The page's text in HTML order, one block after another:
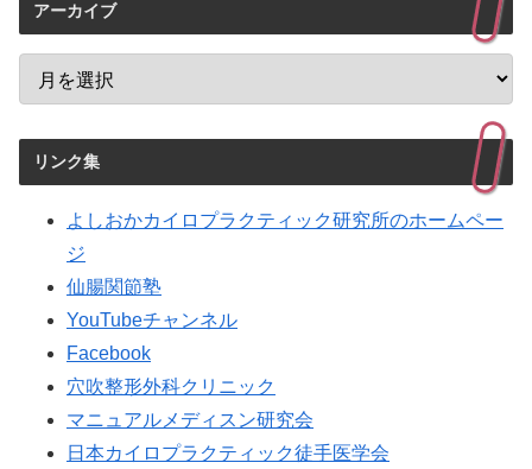
アーカイブ
リンク集
よしおかカイロプラクティック研究所のホームペー
ジ
仙腸関節塾
YouTubeチャンネル
Facebook
穴吹整形外科クリニック
マニュアルメディスン研究会
日本カイロプラクティック徒手医学会